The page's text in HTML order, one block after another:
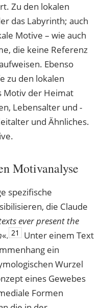
Zu den lokalen
das Labyrinth; auch
Motive – wie auch
die keine Referenz
Ebenso
zu den lokalen
Motiv der Heimat
Lebensalter und -
und Ähnliches.
Motivanalyse
spezifische
die Claude
ever present the
«. 21
Unter einem Text
ein
Wurzel
eines Gewebes
Formen